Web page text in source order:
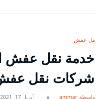
نقل عفش
شركات نقل عفش
بواسطة ammar أبريل 17, 2021